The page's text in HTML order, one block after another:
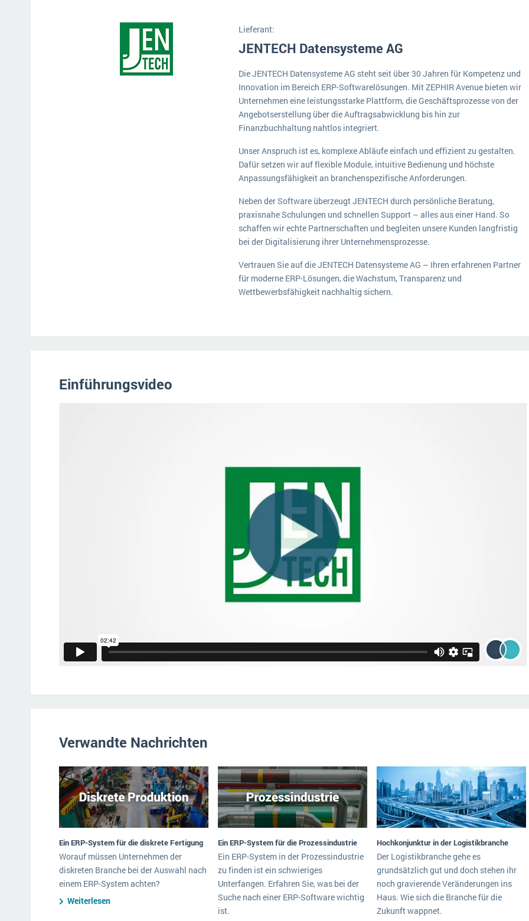
Services
Vermietung
Lieferant:
JENTECH Datensysteme AG
Die JENTECH Datensysteme AG steht seit über 30 Jahren für Kompetenz und
Innovation im Bereich ERP-Softwarelösungen. Mit ZEPHIR Avenue bieten wir
Unternehmen eine leistungsstarke Plattform, die Geschäftsprozesse von der
Angebotserstellung über die Auftragsabwicklung bis hin zur
Finanzbuchhaltung nahtlos integriert.
Unser Anspruch ist es, komplexe Abläufe einfach und effizient zu gestalten.
Dafür setzen wir auf flexible Module, intuitive Bedienung und höchste
Anpassungsfähigkeit an branchenspezifische Anforderungen.
Neben der Software überzeugt JENTECH durch persönliche Beratung,
praxisnahe Schulungen und schnellen Support – alles aus einer Hand. So
schaffen wir echte Partnerschaften und begleiten unsere Kunden langfristig
bei der Digitalisierung ihrer Unternehmensprozesse.
Vertrauen Sie auf die JENTECH Datensysteme AG – Ihren erfahrenen Partner
für moderne ERP-Lösungen, die Wachstum, Transparenz und
Wettbewerbsfähigkeit nachhaltig sichern.
Einführungsvideo
Verwandte Nachrichten
Ein ERP-System für die diskrete Fertigung
Worauf müssen Unternehmen der
diskreten Branche bei der Auswahl nach
einem ERP-System achten?
Weiterlesen
Ein ERP-System für die Prozessindustrie
Ein ERP-System in der Prozessindustrie
zu finden ist ein schwieriges
Unterfangen. Erfahren Sie, was bei der
Suche nach einer ERP-Software wichtig
ist.
Hochkonjunktur in der Logistikbranche
Der Logistikbranche gehe es
grundsätzlich gut und doch stehen ihr
noch gravierende Veränderungen ins
Haus. Wie sich die Branche für die
Zukunft wappnet.